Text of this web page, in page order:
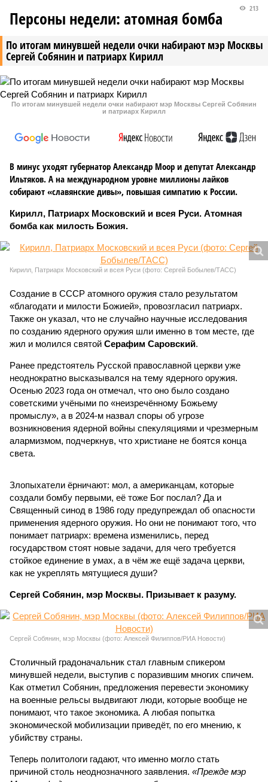
По итогам минувшей недели очки набирают мэр Москвы
Сергей Собянин и патриарх Кирилл
213
Персоны недели: атомная бомба
По итогам минувшей недели очки набирают мэр Москвы Сергей Собянин
и патриарх Кирилл
В минус уходят губернатор Александр Моор и депутат Александр
Ильтяков. А на международном уровне миллионы лайков
собирают «славянские дивы», повышая симпатию к России.
Кирилл, Патриарх Московский и всея Руси. Атомная
бомба как милость Божия.
Кирилл, Патриарх Московский и всея Руси (фото: Сергей Бобылев/ТАСС)
Создание в СССР атомного оружия стало результатом
«благодати и милости Божией», провозгласил патриарх.
Также он указал, что не случайно научные исследования
по созданию ядерного оружия шли именно в том месте, где
жил и молился святой Серафим Саровский.
Ранее предстоятель Русской православной церкви уже
неоднократно высказывался на тему ядерного оружия.
Осенью 2023 года он отмечал, что оно было создано
советскими учёными по «неизречённому Божьему
промыслу», а в 2024-м назвал споры об угрозе
возникновения ядерной войны спекуляциями и чрезмерным
алармизмом, подчеркнув, что христиане не боятся конца
света.
Злопыхатели ёрничают: мол, а американцам, которые
создали бомбу первыми, её тоже Бог послал? Да и
Священный синод в 1986 году предупреждал об опасности
применения ядерного оружия. Но они не понимают того, что
понимает патриарх: времена изменились, перед
государством стоят новые задачи, для чего требуется
стойкое единение в умах, а в чём же ещё задача церкви,
как не укреплять мятущиеся души?
Сергей Собянин, мэр Москвы. Призывает к разуму.
Сергей Собянин, мэр Москвы (фото: Алексей Филиппов/РИА Новости)
Столичный градоначальник стал главным спикером
минувшей недели, выступив с поразившим многих спичем.
Как отметил Собянин, предложения перевести экономику
на военные рельсы выдвигают люди, которые вообще не
понимают, что такое экономика. А любая попытка
экономической мобилизации приведёт, по его мнению, к
убийству страны.
Теперь политологи гадают, что именно могло стать
причиной столь неоднозначного заявления. «Прежде мэр